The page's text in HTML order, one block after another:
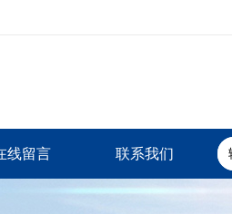
线留言 联系我们